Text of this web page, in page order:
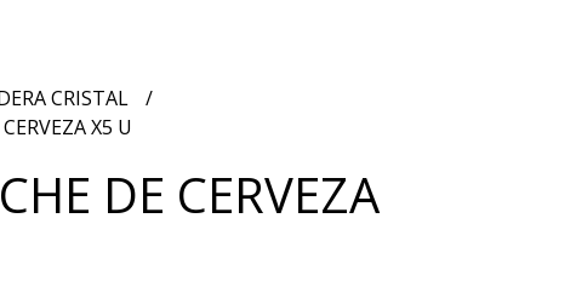
CRISTAL
X5 U
DE CERVEZA